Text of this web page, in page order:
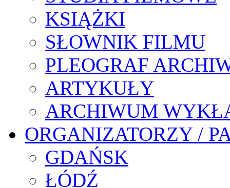
KSIĄŻKI
SŁOWNIK FILMU
PLEOGRAF
ARTYKUŁY
ARCHIWUM
ORGANIZATORZY /
GDAŃSK
ŁÓDŹ